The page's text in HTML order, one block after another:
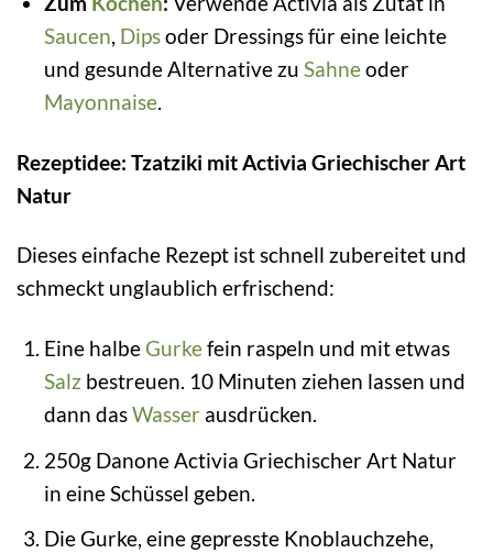
Saucen Dipsoder Dressings für eine leichte
und gesunde Alternative zu Sahneoder
Mayonnaise.
Rezeptidee: Tzatziki mit Activia Griechischer Art
Natur
Dieses einfache Rezept ist schnell zubereitet und
schmeckt unglaublich erfrischend:
Eine halbe Gurkefein raspeln und mit etwas
Salz bestreuen. 10 Minuten ziehen lassen und
dann dasWasser ausdrücken.
250g Danone Activia Griechischer Art Natur
in eine Schüssel geben.
Die Gurke, eine gepresste Knoblauchzehe,